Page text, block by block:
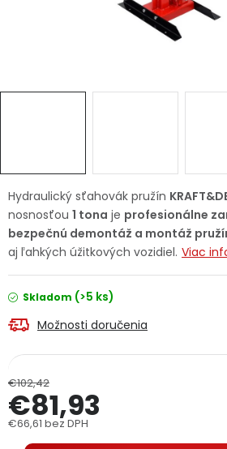
Servis náradia Hodnotenie
Doprava a platba Váš
Kontakty
Reklamačný formulár
Obchodné podmienky
Hydraulický sťahovák pružín
nosnosťou 1 tona je profesionálne
bezpečnú demontáž a montáž
aj ľahkých úžitkových vozidiel. Viac
Skladom (>5 ks)
Možnosti doručenia
€102,42
€81,93
€66,61 bez DPH